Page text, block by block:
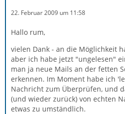
22. Februar 2009 um 11:58
Hallo rum,
vielen Dank - an die Möglichkeit
aber ich habe jetzt "ungelesen"
man ja neue Mails an der fetten
erkennen. Im Moment habe ich
Nachricht zum Überprüfen, und
(und wieder zurück) von echten
etwas zu umständlich.